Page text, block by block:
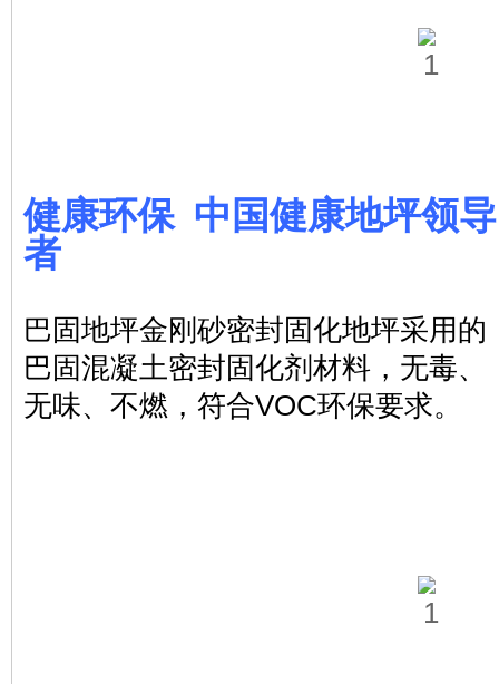
健康环保 中国健康地坪领导
者
巴固地坪金刚砂密封固化地坪采用的
巴固混凝土密封固化剂材料，无毒、
无味、不燃，符合VOC环保要求。